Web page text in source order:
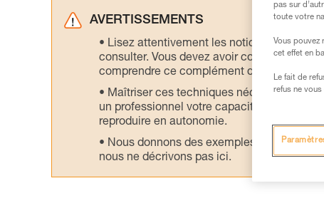
AVERTISSEMENTS
Lisez attentivement les notices
consulter. Vous devez avoir compris les
comprendre ce complément d’informations.
Maîtriser ces techniques nécessite une
un professionnel votre capacité à refaire la
reproduire en autonomie.
Nous donnons des exemples de
nous ne décrivons pas ici.
pas sur
toute votre
Vous pouvez
cet effet en
Le fait de
refus ne vous